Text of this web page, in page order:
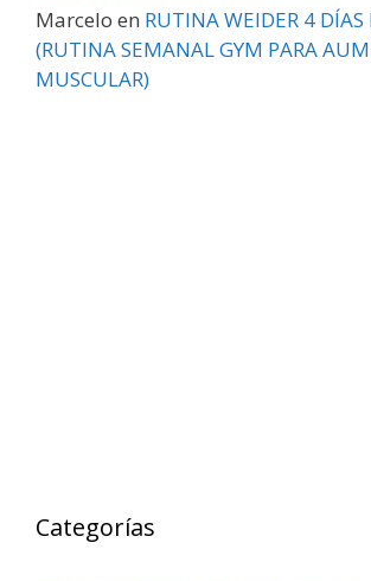
Marcelo en RUTINA WEIDER 4 DÍAS
(RUTINA SEMANAL GYM PARA
MUSCULAR)
Categorías